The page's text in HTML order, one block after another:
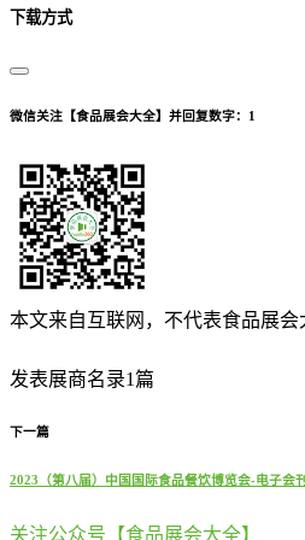
下载方式
微信关注【食品展会大全】并回复数字：1
本文来自互联网，不代表食品展
发表展商名录1篇
下一篇
2023（第八届）中国国际食品餐饮博览会-电子会刊
关注公众号【食品展会大全】